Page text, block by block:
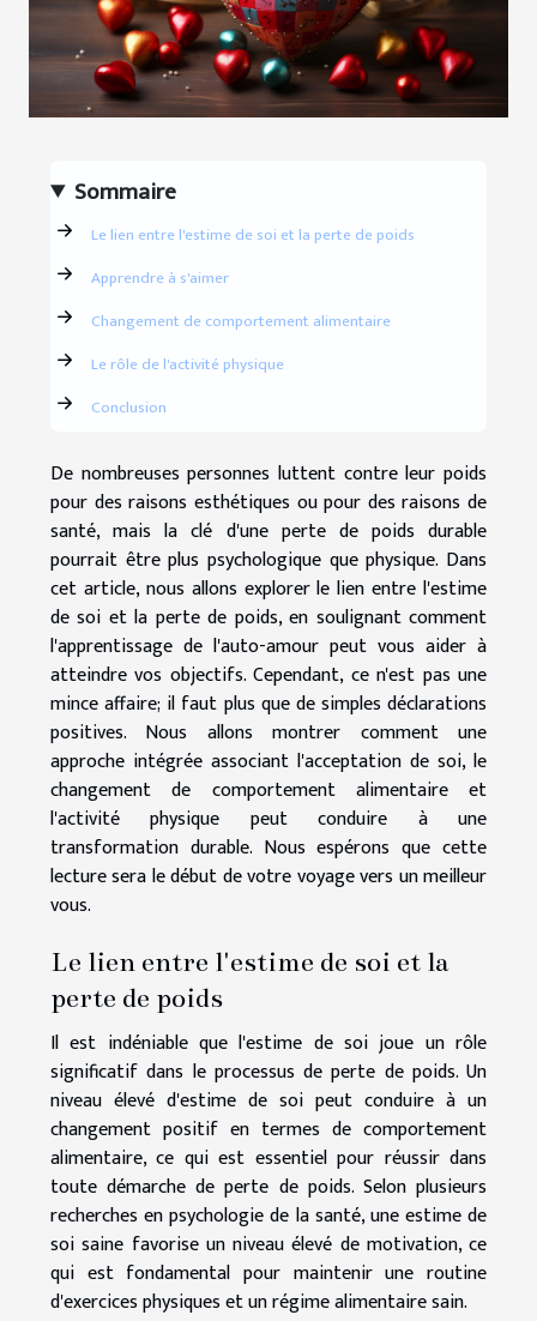
Sommaire
Le lien entre l'estime de soi et la perte de poids
Apprendre à s'aimer
Changement de comportement alimentaire
Le rôle de l'activité physique
Conclusion
De nombreuses personnes luttent contre leur poids
pour des raisons esthétiques ou pour des raisons de
santé, mais la clé d'une perte de poids durable
pourrait être plus psychologique que physique. Dans
cet article, nous allons explorer le lien entre l'estime
de soi et la perte de poids, en soulignant comment
l'apprentissage de l'auto-amour peut vous aider à
atteindre vos objectifs. Cependant, ce n'est pas une
mince affaire; il faut plus que de simples déclarations
positives. Nous allons montrer comment une
approche intégrée associant l'acceptation de soi, le
changement de comportement alimentaire et
l'activité physique peut conduire à une
transformation durable. Nous espérons que cette
lecture sera le début de votre voyage vers un meilleur
vous.
Le lien entre l'estime de soi et la
perte de poids
Il est indéniable que l'estime de soi joue un rôle
significatif dans le processus de perte de poids. Un
niveau élevé d'estime de soi peut conduire à un
changement positif en termes de comportement
alimentaire, ce qui est essentiel pour réussir dans
toute démarche de perte de poids. Selon plusieurs
recherches en psychologie de la santé, une estime de
soi saine favorise un niveau élevé de motivation, ce
qui est fondamental pour maintenir une routine
d'exercices physiques et un régime alimentaire sain.